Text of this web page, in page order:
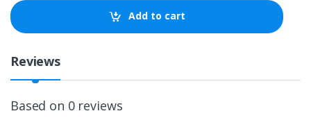
t
i
Add to cart
Reviews
Based on 0 reviews